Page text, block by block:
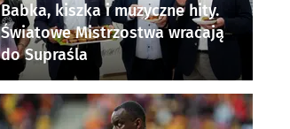
Babka, kiszka i muzyczne hity.
Światowe Mistrzostwa wracają
do Supraśla